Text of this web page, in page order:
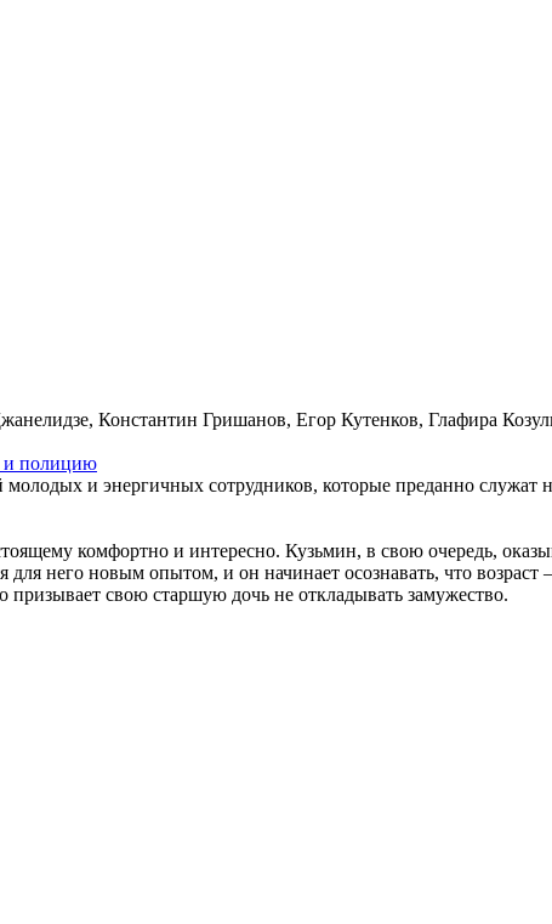
Константин Гришанов, Егор Кутенков, Глафира
и по­ли­цию
и энергичных сотрудников, которые преданно служат
комфортно и интересно. Кузьмин, в свою очередь,
для него новым опытом, и он начинает осознавать, что
призывает свою старшую дочь не откладывать замужество.